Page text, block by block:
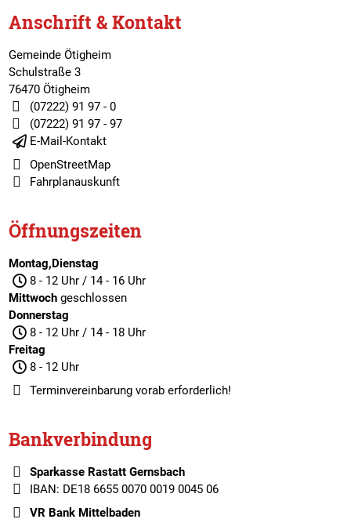
Anschrift & Kontakt
Gemeinde Ötigheim
Schulstraße 3
76470 Ötigheim
(07222) 91 97 - 0
(07222) 91 97 - 97
E-Mail-Kontakt
OpenStreetMap
Fahrplanauskunft
Öffnungszeiten
Montag,Dienstag
8 - 12 Uhr / 14 - 16 Uhr
Mittwochgeschlossen
Donnerstag
8 - 12 Uhr / 14 - 18 Uhr
Freitag
8 - 12 Uhr
Terminvereinbarungvorab erforderlich!
Bankverbindung
Sparkasse Rastatt Gernsbach
IBAN: DE18 6655 0070 0019 0045 06
VR Bank Mittelbaden